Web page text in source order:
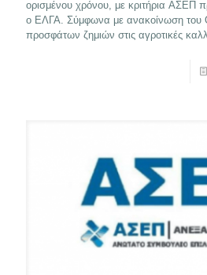
ορισμένου χρόνου, με κριτήρια ΑΣΕΠ
ο ΕΛΓΑ. Σύμφωνα με ανακοίνωση του
προσφάτων ζημιών στις αγροτικές